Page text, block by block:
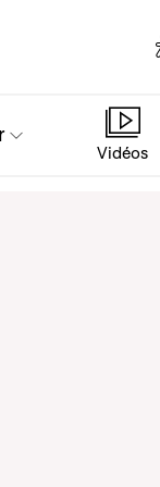
Vidéos